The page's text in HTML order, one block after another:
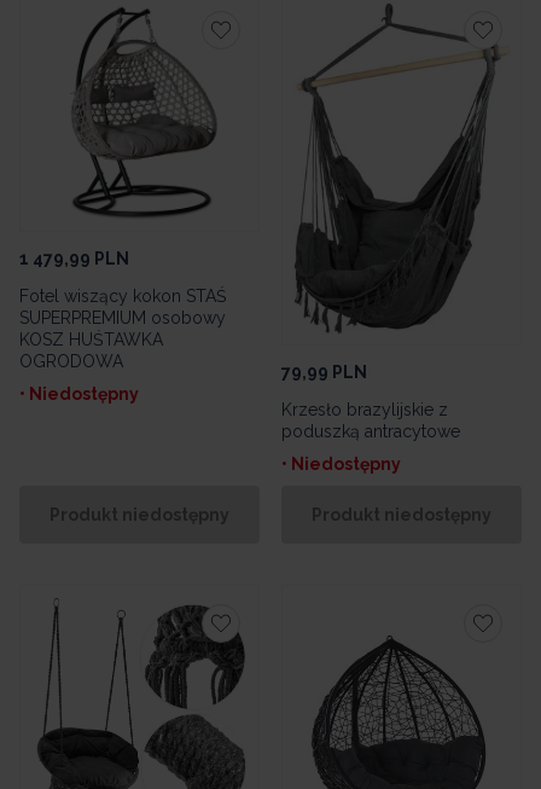
1 479,99 PLN
Fotel wiszący kokon STAŚ
SUPERPREMIUM osobowy
KOSZ HUŚTAWKA
OGRODOWA
• Niedostępny
Produkt niedostępny
79,99 PLN
Krzesło brazylijskie z
poduszką antracytowe
• Niedostępny
Produkt niedostępny